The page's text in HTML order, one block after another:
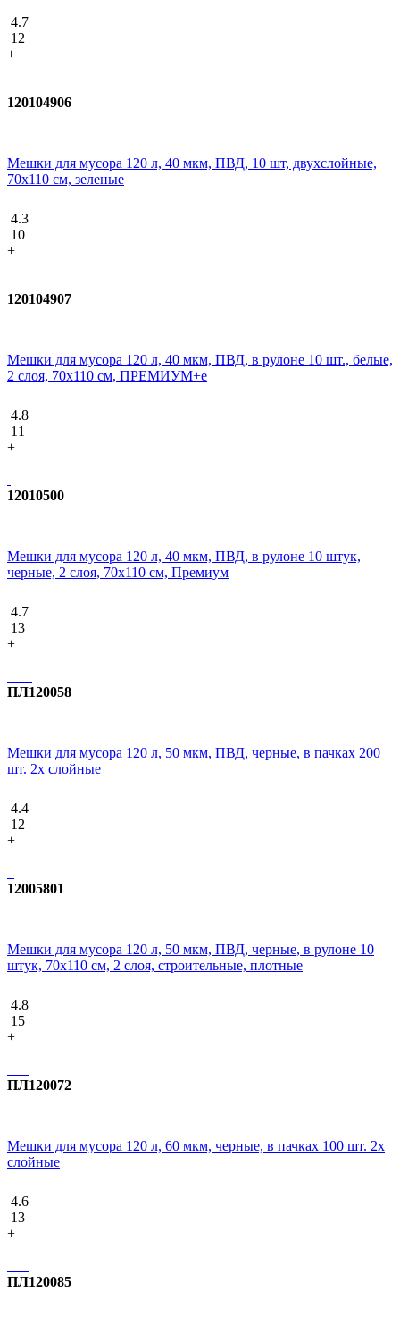
4.7
12
+
120104906
Мешки для мусора 120 л, 40 мкм, ПВД, 10 шт, двухслойные,
70х110 см, зеленые
4.3
10
+
120104907
Мешки для мусора 120 л, 40 мкм, ПВД, в рулоне 10 шт., белые,
2 слоя, 70x110 см, ПРЕМИУМ+e
4.8
11
+
12010500
Мешки для мусора 120 л, 40 мкм, ПВД, в рулоне 10 штук,
черные, 2 слоя, 70x110 см, Премиум
4.7
13
+
ПЛ120058
Мешки для мусора 120 л, 50 мкм, ПВД, черные, в пачках 200
шт. 2х слойные
4.4
12
+
12005801
Мешки для мусора 120 л, 50 мкм, ПВД, черные, в рулоне 10
штук, 70x110 см, 2 слоя, строительные, плотные
4.8
15
+
ПЛ120072
Мешки для мусора 120 л, 60 мкм, черные, в пачках 100 шт. 2х
слойные
4.6
13
+
ПЛ120085